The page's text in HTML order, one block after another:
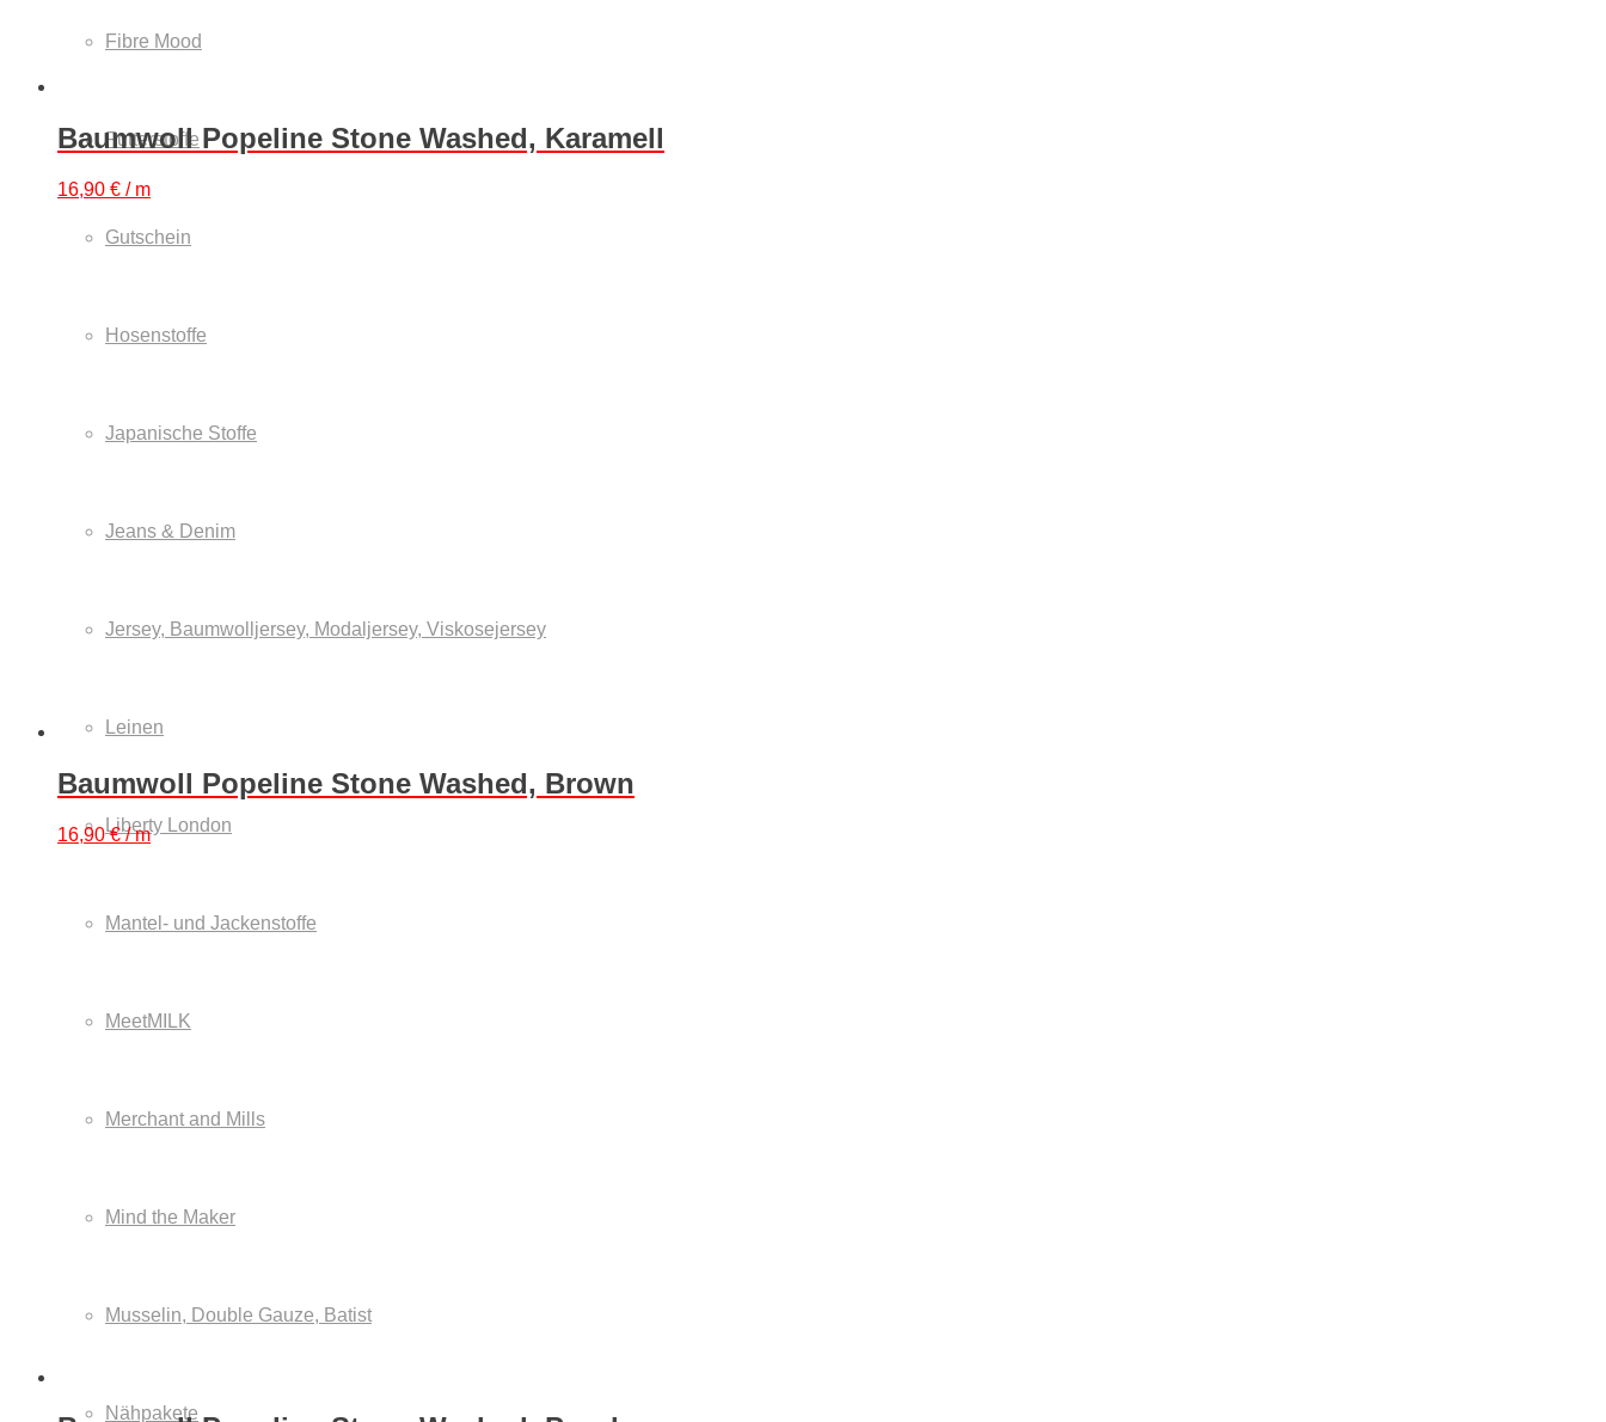
Fibre Mood
Futterstoffe
Gutschein
Hosenstoffe
Japanische Stoffe
Jeans & Denim
Jersey, Baumwolljersey, Modaljersey, Viskosejersey
Leinen
Liberty London
Mantel- und Jackenstoffe
MeetMILK
Merchant and Mills
Mind the Maker
Musselin, Double Gauze, Batist
Nähpakete
Baumwoll Popeline Stone Washed, Karamell
16,90 € / m
Baumwoll Popeline Stone Washed, Brown
16,90€/ m